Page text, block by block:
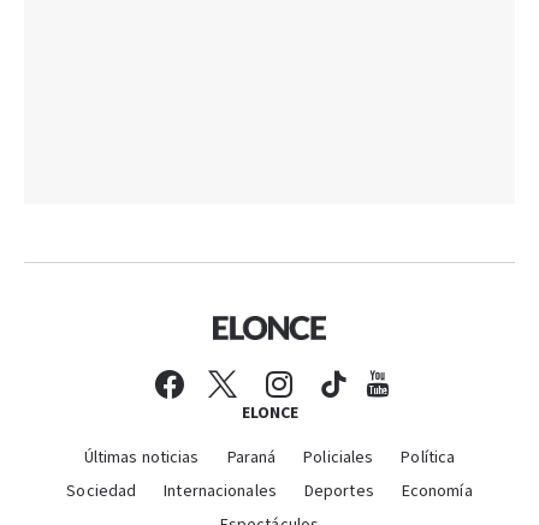
ELONCE
Últimas noticias Paraná Policiales
Política
Sociedad
Internacionales Deportes
Economía